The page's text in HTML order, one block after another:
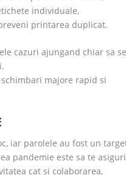
individuale,
printarea duplicat.
cazuri ajungand chiar sa se
majore rapid si
iar parolele au fost un
pandemie este sa te asiguri
cat si colaborarea,